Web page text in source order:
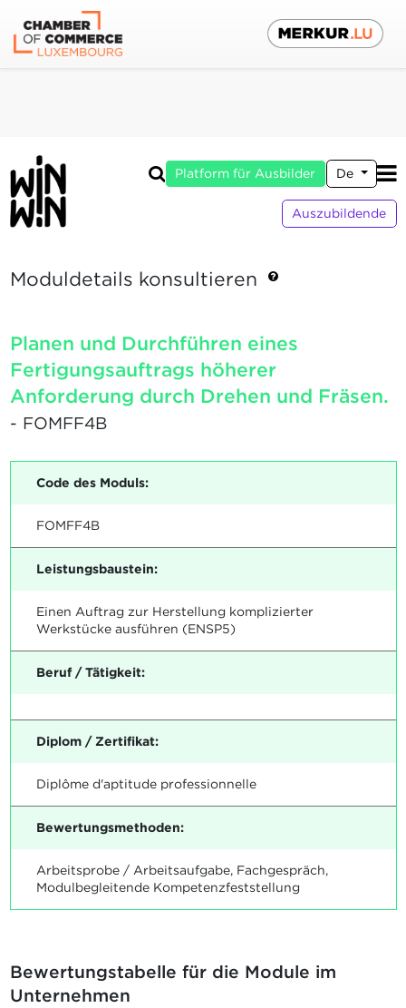
Platform für Ausbilder De
Auszubildende
Moduldetails konsultieren
Planen und Durchführen eines
Fertigungsauftrags höherer
Anforderung durch Drehen und Fräsen.
- FOMFF4B
Code des Moduls:
FOMFF4B
Leistungsbaustein:
Einen Auftrag zur Herstellung komplizierter
Werkstücke ausführen (ENSP5)
Beruf / Tätigkeit:
Diplom / Zertifikat:
Diplôme d'aptitude professionnelle
Bewertungsmethoden:
Arbeitsprobe / Arbeitsaufgabe, Fachgespräch,
Modulbegleitende Kompetenzfeststellung
Bewertungstabelle für die Module im
Unternehmen